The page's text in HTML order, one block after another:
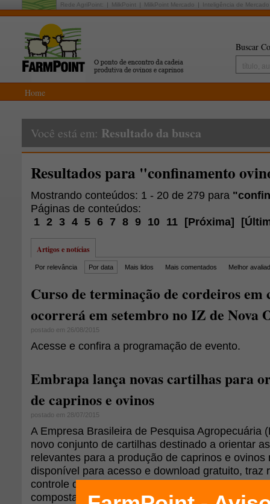
Rede AgriPoint: MilkPoint MilkPoint Mercado Inteligência de Mercado
Buscar
Home
Você está em: Resultado da busca
Resultados para "confinamento
Mostrando conteúdos: 1 - 20 de 279 para
Páginas de conteúdos:
1 2 3 4 5 6 7 8 9 10 11 [Próxima] [
Artigos e notícias
Por relevância Por data Mais lidos Mais comentados Melhor
Curso de terminação de cordeiros em
ocorrerá em setembro no IZ de Nova
postado em 26/08/2015
Acesse e confira a programação de evento.
Embrapa lança novas cartilhas para
de caprinos e ovinos
postado em 28/07/2015
A Empresa Brasileira de Pesquisa Agropecuária
novo conjunto de cartilhas destinado a orientar
relevantes para a produção de caprinos e ovinos
disponível para acesso e download gratuito, traz
controle de verminose, forrageiras para
compostagem de resíduos e terminação de